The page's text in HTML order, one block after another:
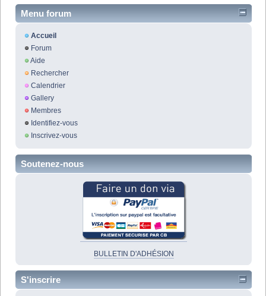
Menu forum
Accueil
Forum
Aide
Rechercher
Calendrier
Gallery
Membres
Identifiez-vous
Inscrivez-vous
Soutenez-nous
BULLETIN D'ADHÉSION
S'inscrire